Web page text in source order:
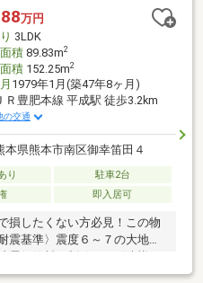
歩約6分■ご内覧・ご来店 ご
能でございます！ご希望のお
♪
万円
3LDK
積89.83m2
積152.25m2
1979年1月(築47年8ヶ月)
Ｒ豊肥本線 平成駅 徒歩3.2km
の交通
本県熊本市南区御幸笛田４
り
駐車2台
即入居可
損したくない方必見！この物
震基準〉震度６～７の大地震
。「見えない場所の安心」